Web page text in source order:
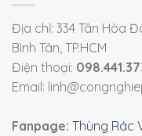
Địa chỉ: 334 Tân Hòa
Bình Tân, TP.HCM
Điện thoại:
Email:
Fanpage: Thùng Rác